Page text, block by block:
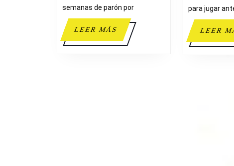
semanas de parón por
LEER MÁSLEER
MÁS
para jugar
LEER